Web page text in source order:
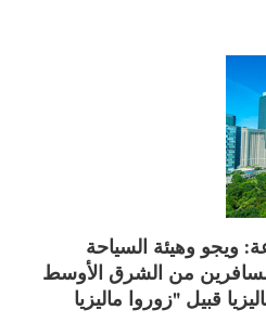
ويجو وهيئة السياحة
المسافرين من الشرق الأوسط
قبيل "زوروا ماليزيا